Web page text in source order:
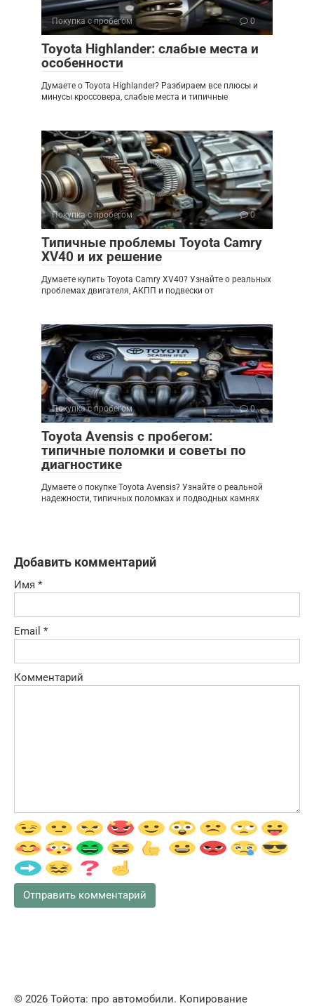
Покупка с пробегом 0
Toyota Highlander: слабые места и
особенности
Думаете о Toyota Highlander? Разбираем все плюсы и
минусы кроссовера, слабые места и типичные
Покупка с пробегом 0
Типичные проблемы Toyota Camry
XV40 и их решение
Думаете купить Toyota Camry XV40? Узнайте о реальных
проблемах двигателя, АКПП и подвески от
Покупка с пробегом 0
Toyota Avensis с пробегом:
типичные поломки и советы по
диагностике
Думаете о покупке Toyota Avensis? Узнайте о реальной
надежности, типичных поломках и подводных камнях
Добавить комментарий
Имя *
Email *
Комментарий
© 2026 Тойота: про автомобили. Копирование